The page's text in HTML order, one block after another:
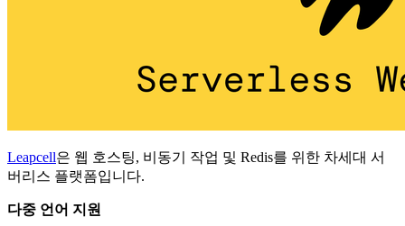
Leapcell은 웹 호스팅, 비동기 작업 및 Redis를 위한 차세대 서
버리스 플랫폼입니다.
다중 언어 지원